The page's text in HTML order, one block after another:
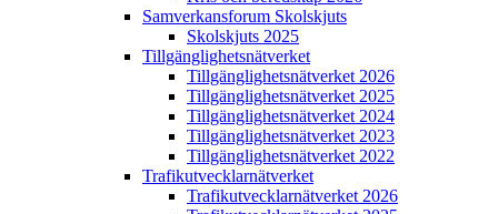
Samverkans­forum Skolskjuts
Skolskjuts 2025
Tillgänglighets­nätverket
Tillgänglighets­nätverket 2026
Tillgänglighets­nätverket 2025
Tillgänglighets­nätverket 2024
Tillgänglighets­nätverket 2023
Tillgänglighets­nätverket 2022
Trafikutvecklar­nätverket
Trafikutvecklar­nätverket 2026